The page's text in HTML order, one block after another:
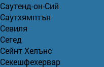
Саутенд-он-Сий
Саутхямптън
Севиля
Сегед
Сейнт Хелънс
Секешфехервар